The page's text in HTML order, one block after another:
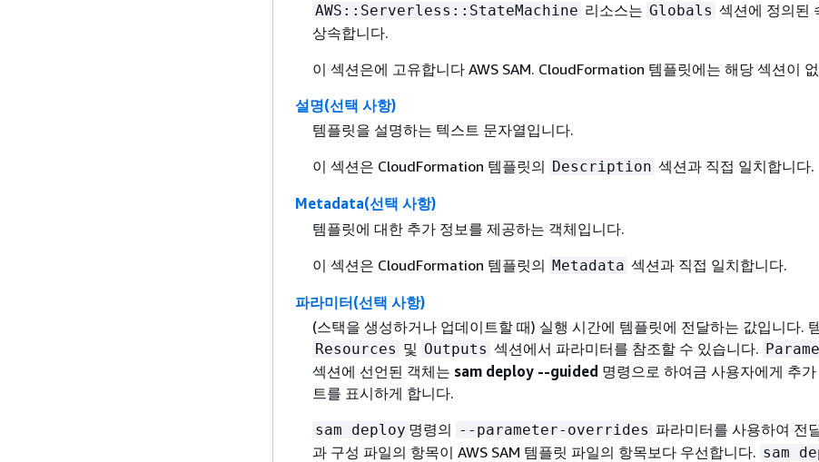
AWS::Serverless::StateMachine 리소스는 Globals 섹션에 정의된
상속합니다.
이 섹션은에 고유합니다 AWS SAM. CloudFormation 템플릿에는 해당 섹션이
설명(선택 사항)
템플릿을 설명하는 텍스트 문자열입니다.
이 섹션은 CloudFormation 템플릿의 Description 섹션과 직접 일치합니다.
Metadata(선택 사항)
템플릿에 대한 추가 정보를 제공하는 객체입니다.
이 섹션은 CloudFormation 템플릿의 Metadata 섹션과 직접 일치합니다.
파라미터(선택 사항)
(스택을 생성하거나 업데이트할 때) 실행 시간에 템플릿에 전달하는 값입니다.
Resources 및 Outputs 섹션에서 파라미터를 참조할 수 있습니다.
섹션에 선언된 객체는 sam deploy --guided 명령으로 하여금 사용자에게 추가
트를 표시하게 합니다.
sam deploy 명령의 --parameter-overrides 파라미터를 사용하여 전
과 구성 파일의 항목이 AWS SAM 템플릿 파일의 항목보다 우선합니다. sam